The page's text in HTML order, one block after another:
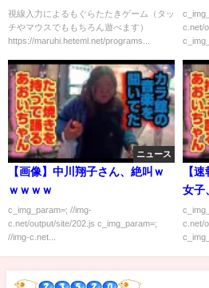
視線入力によるもぐらたたきゲーム（タッ
チやマウスでももちろん遊べます）
https://maruhi.heteml.net/programs...
c.net/
ニュース
【画像】中川翔子さん、絶叫ｗ
ｗｗｗｗ
c_img_param=; //img-
c.net/output/site/202.js c_img_param=;
//img-c.net...
【
女子
c.net/